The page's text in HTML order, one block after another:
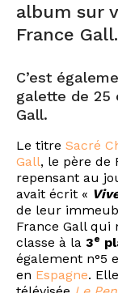
album sur
France Gall.
C’est
galette de 25
Gall.
Le titre Sacré
Gall, le père de
repensant au
avait écrit «
de leur
France Gall qui
classe à la 3e
également n°5
en Espagne.